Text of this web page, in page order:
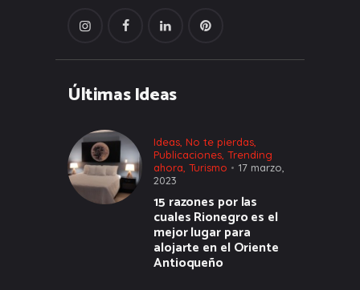
Últimas Ideas
Ideas No te pierdas
Publicaciones Trending
ahora Turismo
17 marzo,
2023
15 razones por las
cuales Rionegro es el
mejor lugar para
alojarte en el Oriente
Antioqueño